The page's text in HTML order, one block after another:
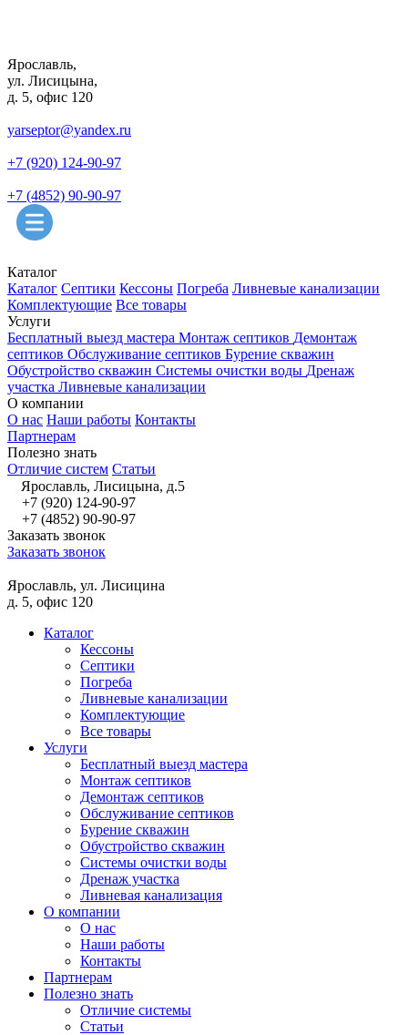
Ярославль,
ул. Лисицына,
д. 5, офис 120
yarseptor@yandex.ru
+7 (920) 124-90-97
+7 (4852) 90-90-97
Каталог
Каталог Септики Кессоны Погреба Ливневые канализации
Комплектующие Все товары
Услуги
Бесплатный выезд мастера Монтаж септиков Демонтаж
септиков Обслуживание септиков Бурение скважин
Обустройство скважин Системы очистки воды Дренаж
участка Ливневые канализации
О компании
О нас Наши работы Контакты
Партнерам
Полезно знать
Отличие систем Статьи
Ярославль, Лисицына, д.5
+7 (920) 124-90-97
+7 (4852) 90-90-97
Заказать звонок
Заказать звонок
Ярославль, ул. Лисицина
д. 5, офис 120
Каталог
Кессоны
Септики
Погреба
Ливневые канализации
Комплектующие
Все товары
Услуги
Бесплатный выезд мастера
Монтаж септиков
Демонтаж септиков
Обслуживание септиков
Бурение скважин
Обустройство скважин
Системы очистки воды
Дренаж участка
Ливневая канализация
О компании
О нас
Наши работы
Контакты
Партнерам
Полезно знать
Отличие системы
Статьи